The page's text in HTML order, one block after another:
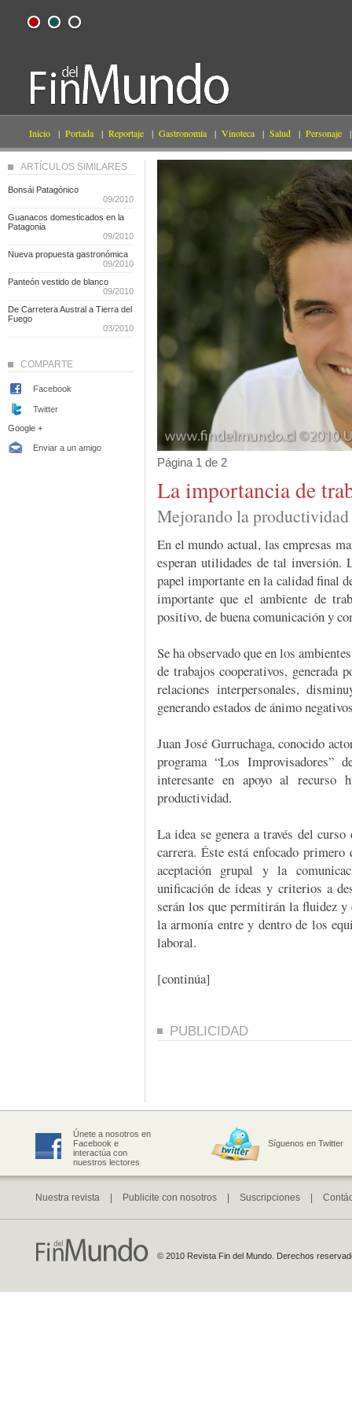
Inicio | Portada | Reportaje | Gastronomía | Vinoteca | Salud | Personaje |
Página 1 de 2
La importancia de
Mejorando la productividad
En el mundo actual, las empresas
esperan utilidades de tal inversión.
papel importante en la calidad final
importante que el ambiente de
positivo, de buena comunicación y
Se ha observado que en los
de trabajos cooperativos, generada
relaciones interpersonales,
generando estados de ánimo
Juan José Gurruchaga, conocido
programa “Los
interesante en apoyo al recurso
productividad.
La idea se genera a través del
carrera. Éste está enfocado
aceptación grupal y la
unificación de ideas y criterios a
serán los que permitirán la fluidez
la armonía entre y dentro de los
laboral.
[continúa]
PUBLICIDAD
ARTÍCULOS SIMILARES
Bonsái Patagónico
09/2010
Guanacos domesticados en la
Patagonia
09/2010
Nueva propuesta gastronómica
09/2010
Panteón vestido de blanco
09/2010
De Carretera Austral a Tierra del
Fuego
03/2010
COMPARTE
Facebook
Twitter
Google +
Enviar a un amigo
Únete a nosotros en
Facebook e
interactúa con
nuestros lectores
Síguenos en Twitter
Nuestra revista Publicite con nosotros Suscripciones
© 2010 Revista Fin del Mundo. Derechos